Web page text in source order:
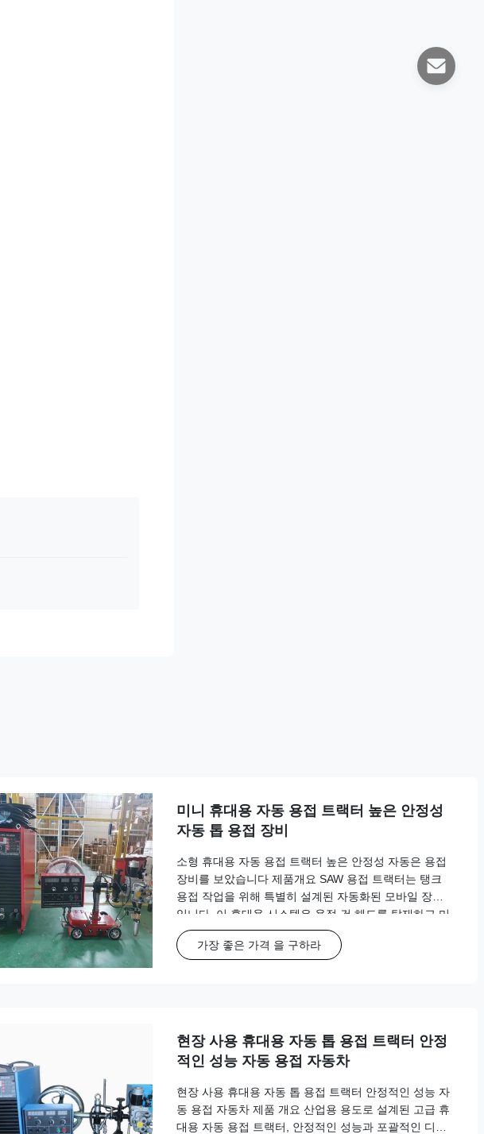
미니 휴대용 자동 용접 트랙터 높은 안정성
자동 톱 용접 장비
소형 휴대용 자동 용접 트랙터 높은 안정성 자동은 용접
장비를 보았습니다 제품개요 SAW 용접 트랙터는 탱크
용접 작업을 위해 특별히 설계된 자동화된 모바일 장치
입니다. 이 휴대용 시스템은 용접 건 헤드를 탑재하고 미
리 설정된 궤적이나 실시간 안내 경로를 따라 작업물 표
면이나 지정된 트랙을 따라 정밀하게 이동하는 동시에
가장 좋은 가격 을 구하라
현장 사용 휴대용 자동 톱 용접 트랙터 안정
적인 성능 자동 용접 자동차
현장 사용 휴대용 자동 톱 용접 트랙터 안정적인 성능 자
동 용접 자동차 제품 개요 산업용 용도로 설계된 고급 휴
대용 자동 용접 트랙터, 안정적인 성능과 포괄적인 디지